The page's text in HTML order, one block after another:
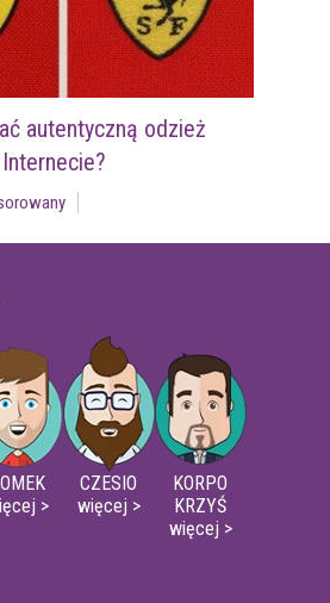
autentyczną odzież
>
CZESIO
więcej >
KORPO
KRZYŚ
więcej >